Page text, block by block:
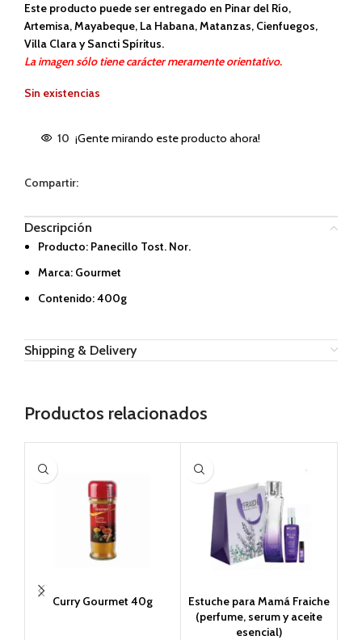
Este producto puede ser entregado en Pinar del Río,
Artemisa, Mayabeque, La Habana, Matanzas, Cienfuegos,
Villa Clara y Sancti Spíritus.
La imagen sólo tiene carácter meramente orientativo.
Sin existencias
10 ¡Gente mirando este producto ahora!
Compartir:
Descripción
Producto: Panecillo Tost. Nor.
Marca: Gourmet
Contenido: 400g
Shipping & Delivery
Productos relacionados
Curry Gourmet 40g
Estuche para Mamá Fraiche
(perfume, serum y aceite
esencial)